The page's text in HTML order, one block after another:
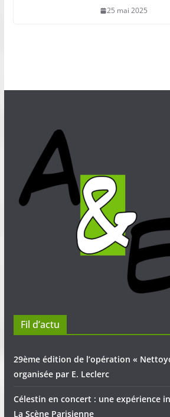
25 mai 2025
Fil d’actu
29ème édition de l’opération «
organisée par E. Leclerc
Célestin en concert : une expérience
La Scène Parisienne